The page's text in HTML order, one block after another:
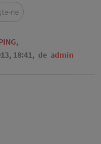
,
18:41, de admin
ne